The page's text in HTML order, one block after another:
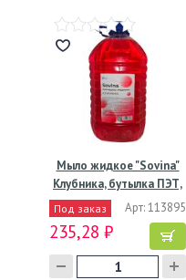
Мыло жидкое "Sovina"
Клубника, бутылка ПЭТ,
Под заказ Арт: 113895
235,28 ₽